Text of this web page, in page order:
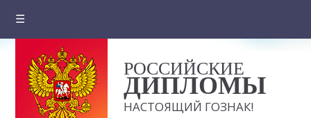
☰
О компании
Цены на документы
РОССИЙСКИЕ
ДИПЛОМЫ
НАСТОЯЩИЙ ГОЗНАК!